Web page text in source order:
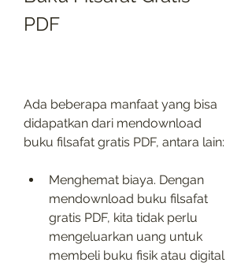
PDF
Ada beberapa manfaat yang bisa
didapatkan dari mendownload
buku filsafat gratis PDF, antara lain:
Menghemat biaya. Dengan
mendownload buku filsafat
gratis PDF, kita tidak perlu
mengeluarkan uang untuk
membeli buku fisik atau digital